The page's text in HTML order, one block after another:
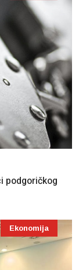
podgoričkog
Ekonomija